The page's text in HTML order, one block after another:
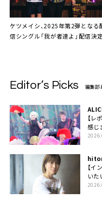
ケツメイシ、2025年第2弾となる
信シングル「我が者達よ」配信決定
Editor’s Picks 編集部
【レ
感じ
【イ
いた